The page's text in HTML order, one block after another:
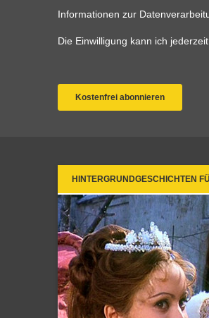
HINTERGRUNDGESCHICHTEN